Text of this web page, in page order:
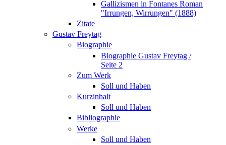
Gallizismen in Fontanes Roman
"Irrungen, Wirrungen" (1888)
Zitate
Gustav Freytag
Biographie
Biographie Gustav Freytag /
Seite 2
Zum Werk
Soll und Haben
Kurzinhalt
Soll und Haben
Bibliographie
Werke
Soll und Haben